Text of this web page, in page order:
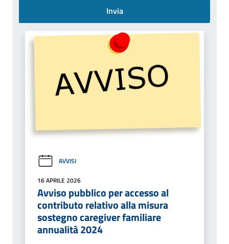
Invia
AVVISI
16 APRILE 2026
Avviso pubblico per accesso al
contributo relativo alla misura
sostegno caregiver familiare
annualità 2024